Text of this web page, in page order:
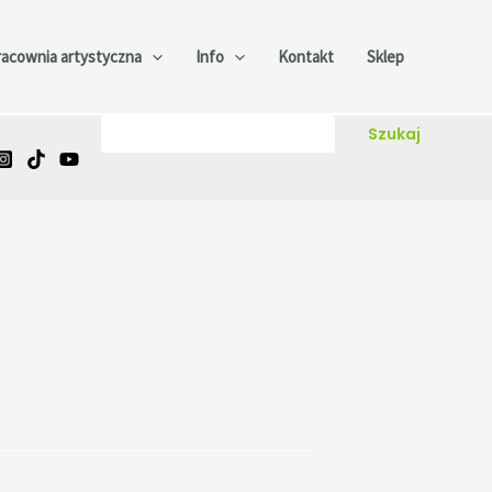
artystyczna Info Kontakt Sklep
Szukaj